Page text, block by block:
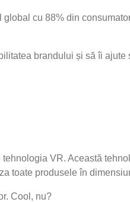
cu 88% din
brandului și să îi ajute
VR. Această
toate produsele în
Cool, nu?